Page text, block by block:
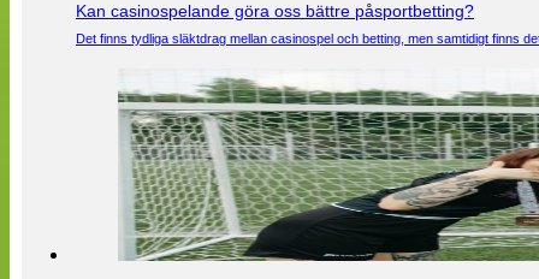
Kan casinospelande göra oss bättre påsportbetting?
Det finns tydliga släktdrag mellan casinospel och betting, men samtidigt finns